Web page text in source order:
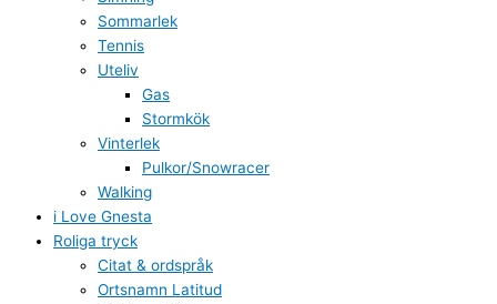
Sommarlek
Tennis
Uteliv
Gas
Stormkök
Vinterlek
Pulkor/Snowracer
Walking
i Love Gnesta
Roliga tryck
Citat & ordspråk
Ortsnamn Latitud